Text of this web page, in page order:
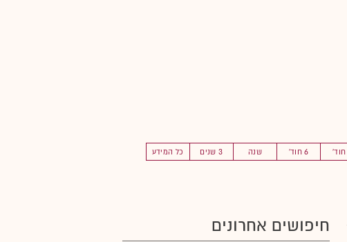
6 חוד' שנה 3 שנים כל המידע
חיפושים אחרונים